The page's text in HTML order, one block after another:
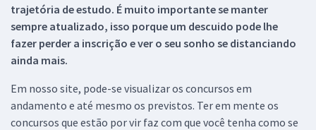
trajetória de estudo. É muito importante se manter
sempre atualizado, isso porque um descuido pode lhe
fazer perder a inscrição e ver o seu sonho se distanciando
ainda mais.
Em nosso site, pode-se visualizar os concursos em
andamento e até mesmo os previstos. Ter em mente os
concursos que estão por vir faz com que você tenha como se